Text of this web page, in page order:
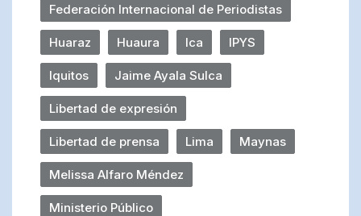
Federación Internacional de Periodistas
Huaraz Huaura Ica IPYS
Iquitos Jaime Ayala Sulca
Libertad de expresión
Libertad de prensa Lima Maynas
Melissa Alfaro Méndez
Ministerio Público